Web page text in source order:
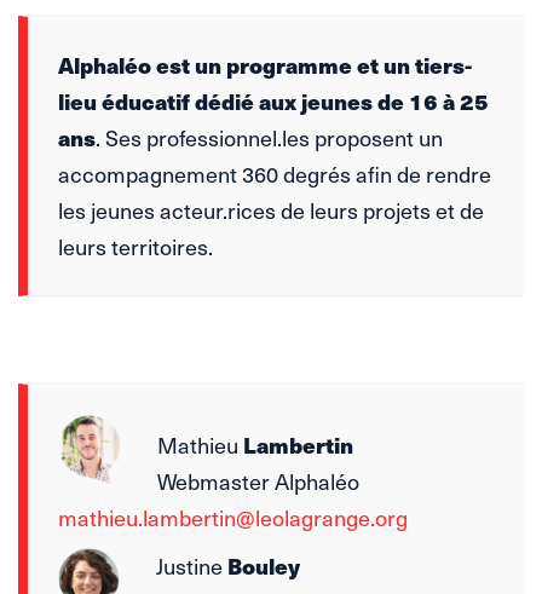
Alphaléo est un programme et un tiers-
lieu éducatif dédié aux jeunes de 16 à 25
ans. Ses professionnel.les proposent un
accompagnement 360 degrés afin de rendre
les jeunes acteur.rices de leurs projets et de
leurs territoires.
Mathieu Lambertin
Webmaster Alphaléo
mathieu.lambertin@leolagrange.org
JustineBouley